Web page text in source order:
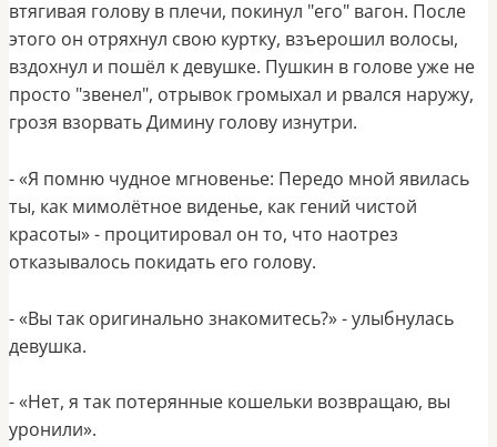
втягивая голову в плечи, покинул "его" вагон. После
этого он отряхнул свою куртку, взъерошил волосы,
вздохнул и пошёл к девушке. Пушкин в голове уже не
просто "звенел", отрывок громыхал и рвался наружу,
грозя взорвать Димину голову изнутри.
- «Я помню чудное мгновенье: Передо мной явилась
ты, как мимолётное виденье, как гений чистой
красоты» - процитировал он то, что наотрез
отказывалось покидать его голову.
- «Вы так оригинально знакомитесь?» - улыбнулась
девушка.
- «Нет, я так потерянные кошельки возвращаю, вы
уронили».